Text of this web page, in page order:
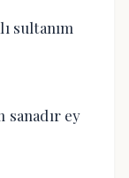
sultanım
sanadır ey